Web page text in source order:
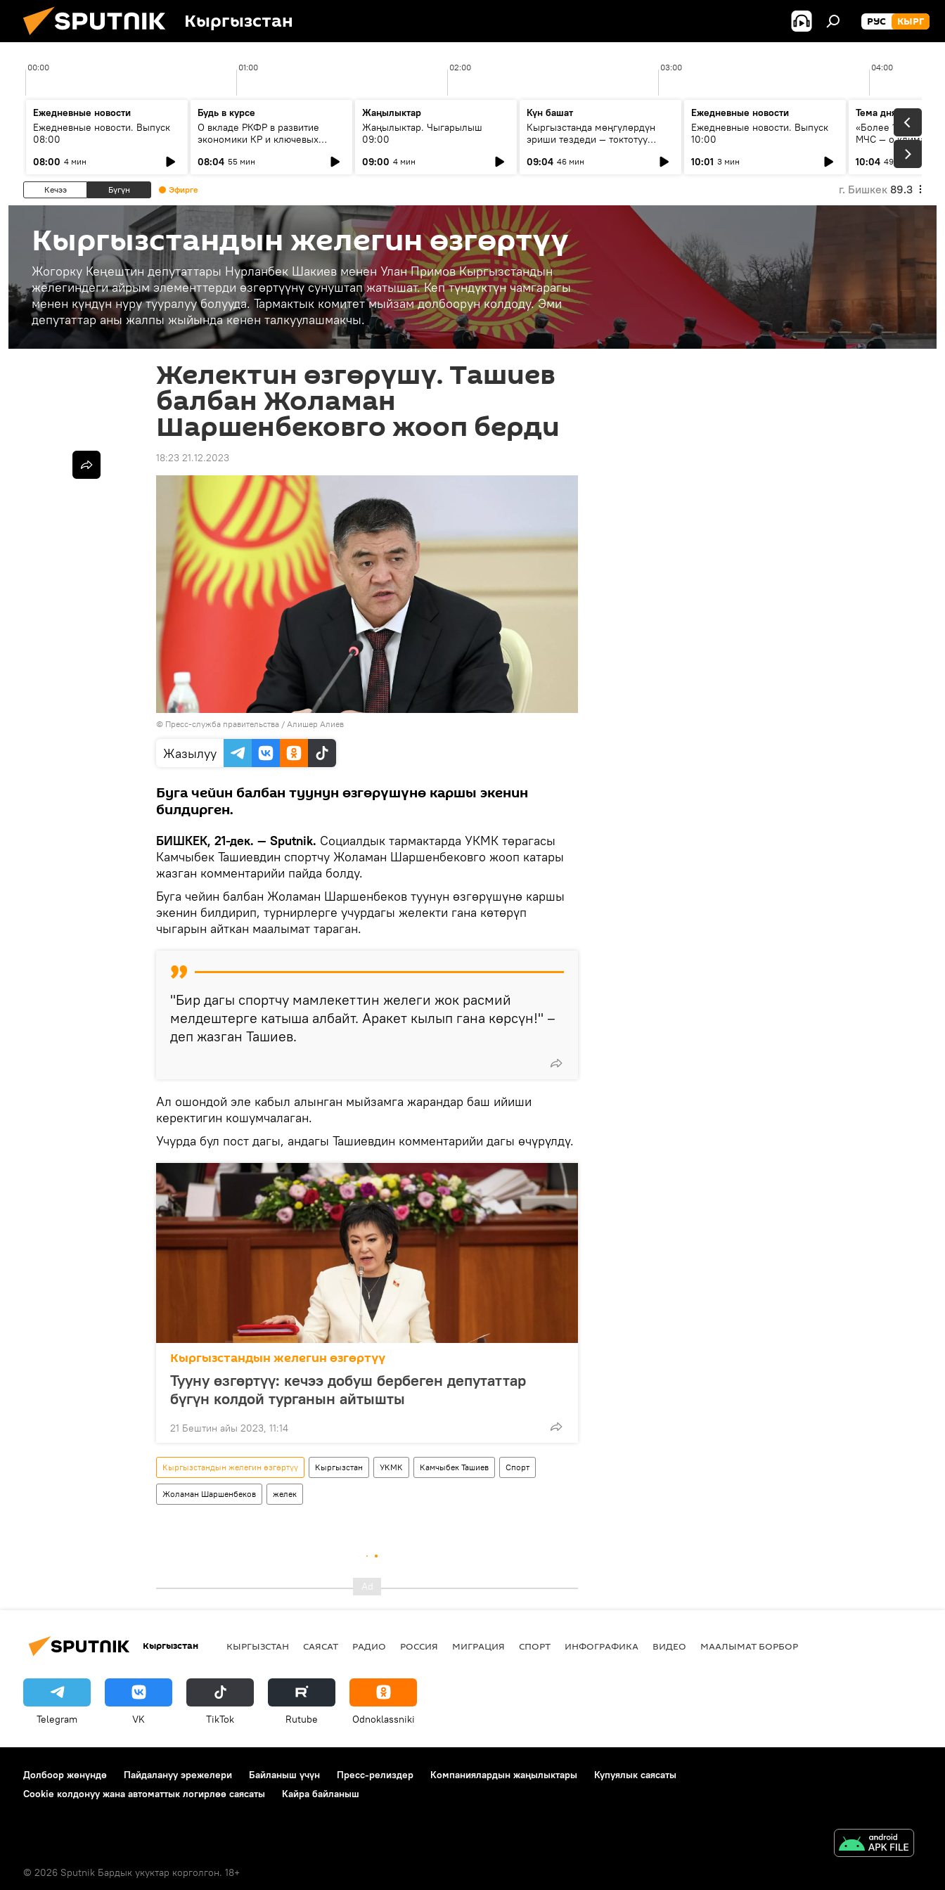
Кыргызстан РУС КЫРГ
00:00 01:00 02:00 03:00 04:00
Ежедневные новости
Ежедневные новости. Выпуск
08:00
08:00 4 мин
Будь в курсе
О вкладе РКФР в развитие
экономики КР и ключевых
08:04 55 мин
Жаңылыктар
Жаңылыктар. Чыгарылыш
09:00
09:00 4 мин
Күн башат
Кыргызстанда мөңгүлөрдүн
эриши тездеди — токтотуу
09:04 46 мин
Ежедневные новости
Ежедневные новости. Выпуск
10:00
10:01 3 мин
Тема дня
«Более 1200 сёл в
МЧС — о климате,
системе
населения
10:04 49 мин
Кечээ Бүгүн Эфирге г. Бишкек 89.3
Кыргызстандын желегин өзгөртүү
Жогорку Кеңештин депутаттары Нурланбек Шакиев менен Улан Примов Кыргызстандын
желегиндеги айрым элементтерди өзгөртүүнү сунуштап жатышат. Кеп түндүктүн чамгарагы
менен күндүн нуру тууралуу болууда. Тармактык комитет мыйзам долбоорун колдоду. Эми
депутаттар аны жалпы жыйында кенен талкуулашмакчы.
Желектин өзгөрүшү. Ташиев
балбан Жоламан
Шаршенбековго жооп берди
18:23 21.12.2023
© Пресс-служба правительства / Алишер Алиев
Жазылуу
Буга чейин балбан туунун өзгөрүшүнө каршы экенин
билдирген.
БИШКЕК, 21-дек. — Sputnik. Социалдык тармактарда УКМК төрагасы
Камчыбек Ташиевдин спортчу Жоламан Шаршенбековго жооп катары
жазган комментарийи пайда болду.
Буга чейин балбан Жоламан Шаршенбеков туунун өзгөрүшүнө каршы
экенин билдирип, турнирлерге учурдагы желекти гана көтөрүп
чыгарын айткан маалымат тараган.
"Бир дагы спортчу мамлекеттин желеги жок расмий
мелдештерге катыша албайт. Аракет кылып гана көрсүн!" –
деп жазган Ташиев.
Ал ошондой эле кабыл алынган мыйзамга жарандар баш ийиши
керектигин кошумчалаган.
Учурда бул пост дагы, андагы Ташиевдин комментарийи дагы өчүрүлдү.
Кыргызстандын желегин өзгөртүү
Тууну өзгөртүү: кечээ добуш бербеген депутаттар
бүгүн колдой турганын айтышты
21 Бештин айы 2023, 11:14
Кыргызстандын желегин өзгөртүү Кыргызстан УКМК Камчыбек Ташиев Спорт
Жоламан Шаршенбеков желек
Кыргызстан КЫРГЫЗСТАН САЯСАТ РАДИО РОССИЯ МИГРАЦИЯ СПОРТ ИНФОГРАФИКА ВИДЕО МААЛЫМАТ БОРБОР
Telegram VK ТikТоk Rutube Odnoklassniki
Долбоор жөнүндө Пайдалануу эрежелери Байланыш үчүн Пресс-релиздер Компаниялардын жаңылыктары
Купуялык саясаты
Cookie колдонуу жана автоматтык логирлөө саясаты
Кайра байланыш
© 2026 Sputnik Бардык укуктар корголгон. 18+